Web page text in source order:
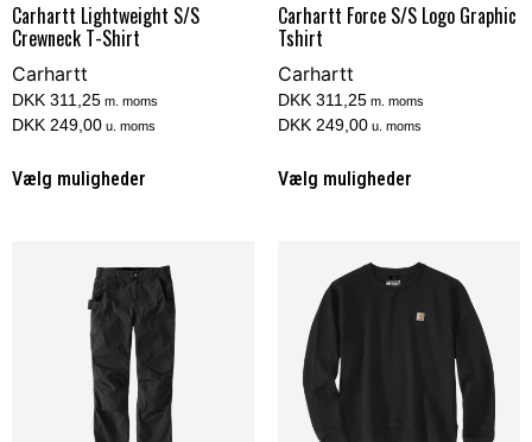
Carhartt Lightweight S/S
Crewneck T-Shirt
Carhartt
DKK 311,25 m. moms
DKK 249,00 u. moms
Vælg muligheder
Carhartt Force S/S Logo Graphic
Tshirt
Carhartt
DKK 311,25 m. moms
DKK 249,00 u. moms
Vælg muligheder